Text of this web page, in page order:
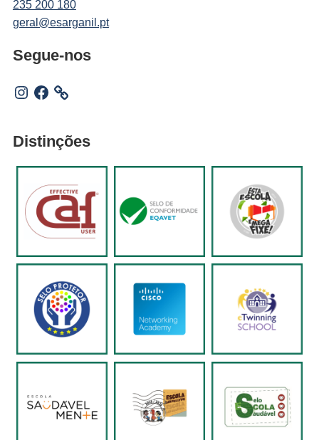
235 200 180
geral@esarganil.pt
Segue-nos
Instagram
Facebook
Distinções